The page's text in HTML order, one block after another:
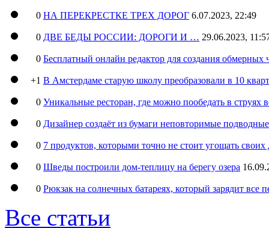
0 НА ПЕРЕКРЕСТКЕ ТРЕХ ДОРОГ 6.07.2023, 22:49
0 ДВЕ БЕДЫ РОССИИ: ДОРОГИ И … 29.06.2023,
0 Бесплатный онлайн редактор для создания обмерных
+1 В Амстердаме старую школу преобразовали в 10
0 Уникальные ресторан, где можно пообедать в струях
0 Дизайнер создаёт из бумаги неповторимые
0 7 продуктов, которыми точно не стоит угощать
0 Шведы построили дом-теплицу на берегу озера
0 Рюкзак на солнечных батареях, который зарядит все
Все статьи